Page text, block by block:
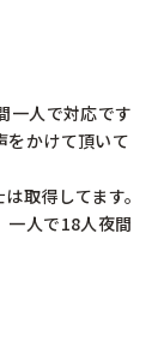
一人で対応です
をかけて頂いて
取得してます。
一人で18人夜間